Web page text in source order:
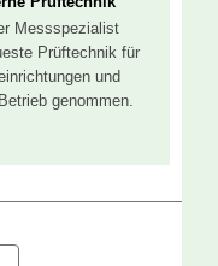
Messspezialist
Prüftechnik für
und
genommen.